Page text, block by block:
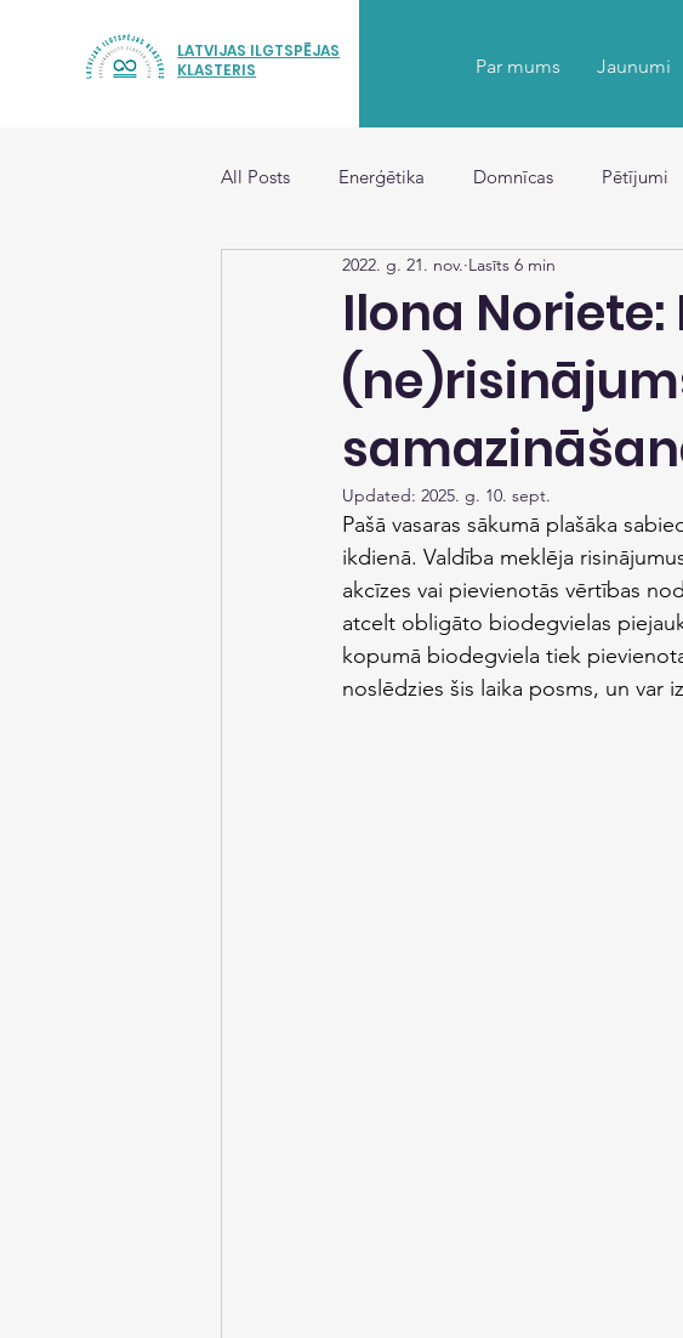
LATVIJAS ILGTSPĒJAS
KLASTERIS
Par mums Jaunumi
All Posts Enerģētika Domnīcas Pētījumi
Ilona
2022. g. 21. nov. Lasīts 6 min
Updated: 2025. g. 10. sept.
Pašā vasaras sākumā plašāka
ikdienā. Valdība meklēja
akcīzes vai pievienotās vērtības
atcelt obligāto biodegvielas
kopumā biodegviela tiek
noslēdzies šis laika posms, un var